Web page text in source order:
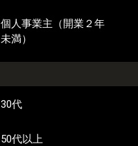
個人事業主（開業２年
未満）
30代
50代以上